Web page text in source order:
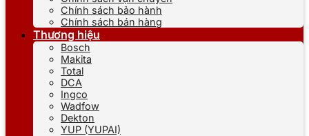
Chính sách bảo hành
Chính sách bán hàng
Thương hiệu
Bosch
Makita
Total
DCA
Ingco
Wadfow
Dekton
YUP (YUPAI)